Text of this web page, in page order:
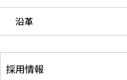
沿革
採用情報